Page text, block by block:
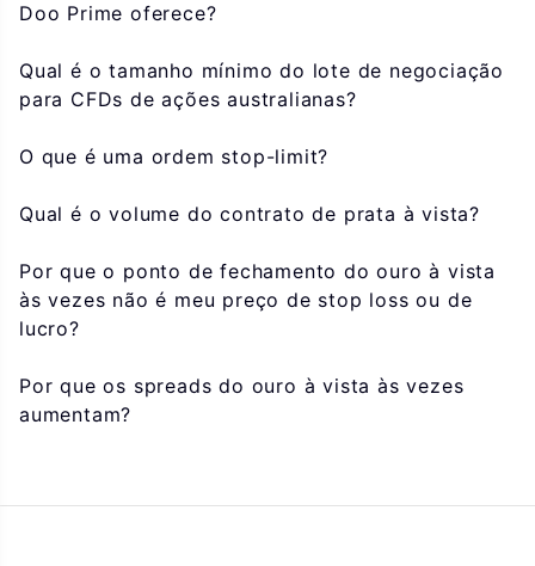
Doo Prime oferece?
Qual é o tamanho mínimo do lote de negociação
para CFDs de ações australianas?
O que é uma ordem stop-limit?
Qual é o volume do contrato de prata à vista?
Por que o ponto de fechamento do ouro à vista
às vezes não é meu preço de stop loss ou de
lucro?
Por que os spreads do ouro à vista às vezes
aumentam?